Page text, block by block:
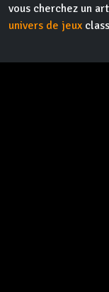
vous cherchez un
univers de jeux